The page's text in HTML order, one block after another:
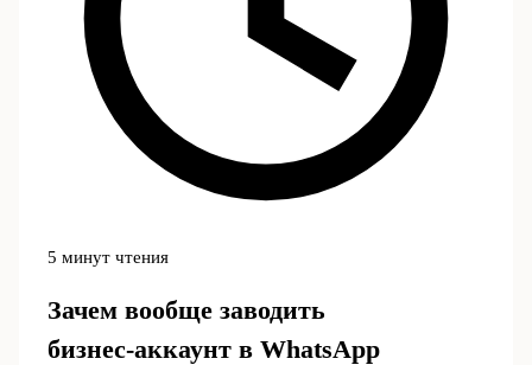
5 минут чтения
Зачем вообще заводить
бизнес‑аккаунт в WhatsApp